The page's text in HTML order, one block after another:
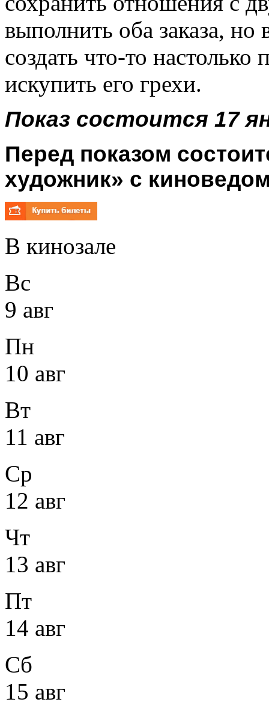
выполнить оба заказа, но
создать что-то
искупить его грехи.
Показ состоится 17
Перед показом
художник» с
В кинозале
Вс
9 авг
Пн
10 авг
Вт
11 авг
Ср
12 авг
Чт
13 авг
Пт
14 авг
Сб
15 авг